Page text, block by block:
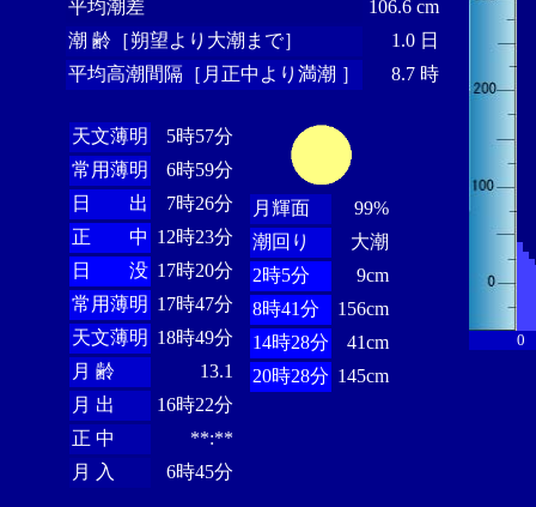
平均潮差
106.6 cm
潮 齢［朔望より大潮まで］
1.0 日
平均高潮間隔［月正中より満潮 ］
8.7 時
天文薄明
5時57分
常用薄明
6時59分
日 出
7時26分
正 中 12時23分
日 没 17時20分
常用薄明 17時47分
天文薄明 18時49分
月 齢
13.1
月 出
16時22分
正 中
**:**
月 入
6時45分
月輝面
99%
潮回り
大潮
2時5分
9cm
8時41分
156cm
14時28分
41cm
20時28分 145cm
0